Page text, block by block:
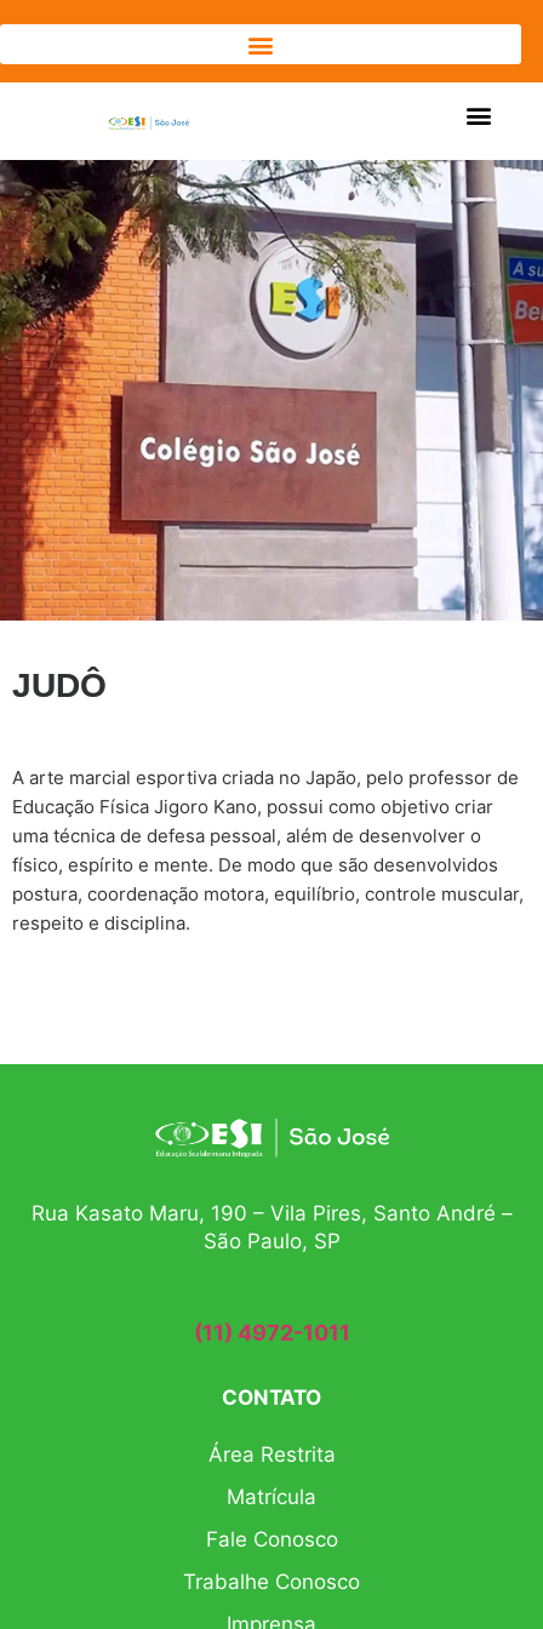
JUDÔ
A arte marcial esportiva criada no Japão, pelo professor de
Educação Física Jigoro Kano, possui como objetivo criar
uma técnica de defesa pessoal, além de desenvolver o
físico, espírito e mente. De modo que são desenvolvidos
postura, coordenação motora, equilíbrio, controle muscular,
respeito e disciplina.
Rua Kasato Maru, 190 – Vila Pires, Santo André –
São Paulo, SP
(11) 4972-1011
CONTATO
Área Restrita
Matrícula
Fale Conosco
Trabalhe Conosco
Imprensa